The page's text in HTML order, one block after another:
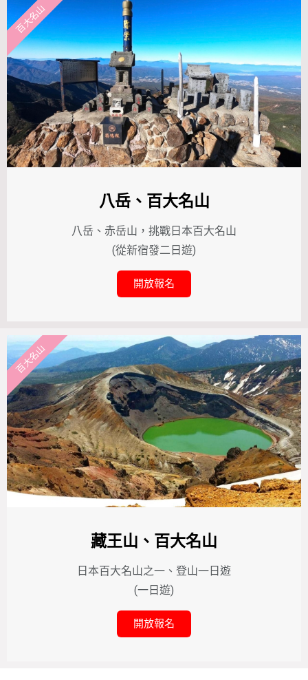
八岳、百大名山
八岳、赤岳山，挑戰日本百大名山
(從新宿發二日遊)
開放報名
百大名山
藏王山、百大名山
日本百大名山之一、登山一日遊
(一日遊)
開放報名
百大名山